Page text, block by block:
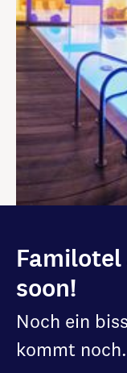
soon!
Noch ein
kommt noch.